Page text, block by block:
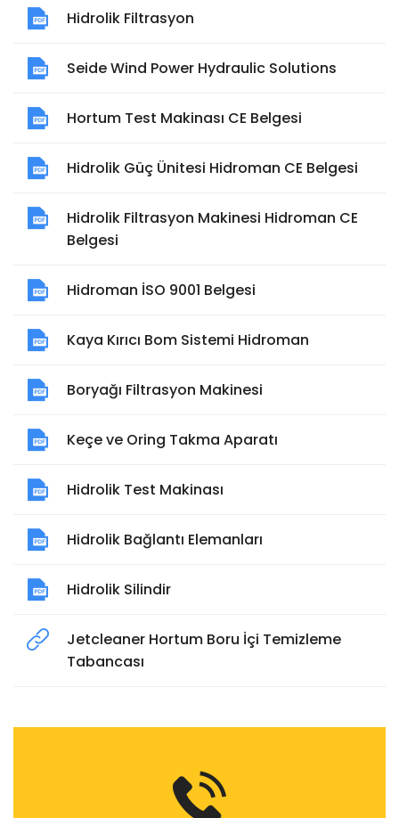
Hidrolik Filtrasyon
Seide Wind Power Hydraulic Solutions
Hortum Test Makinası CE Belgesi
Hidrolik Güç Ünitesi Hidroman CE Belgesi
Hidrolik Filtrasyon Makinesi Hidroman CE
Belgesi
Hidroman İSO 9001 Belgesi
Kaya Kırıcı Bom Sistemi Hidroman
Boryağı Filtrasyon Makinesi
Keçe ve Oring Takma Aparatı
Hidrolik Test Makinası
Hidrolik Bağlantı Elemanları
Hidrolik Silindir
Jetcleaner Hortum Boru İçi Temizleme
Tabancası